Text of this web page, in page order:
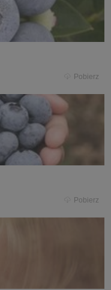
Pobierz
Pobierz